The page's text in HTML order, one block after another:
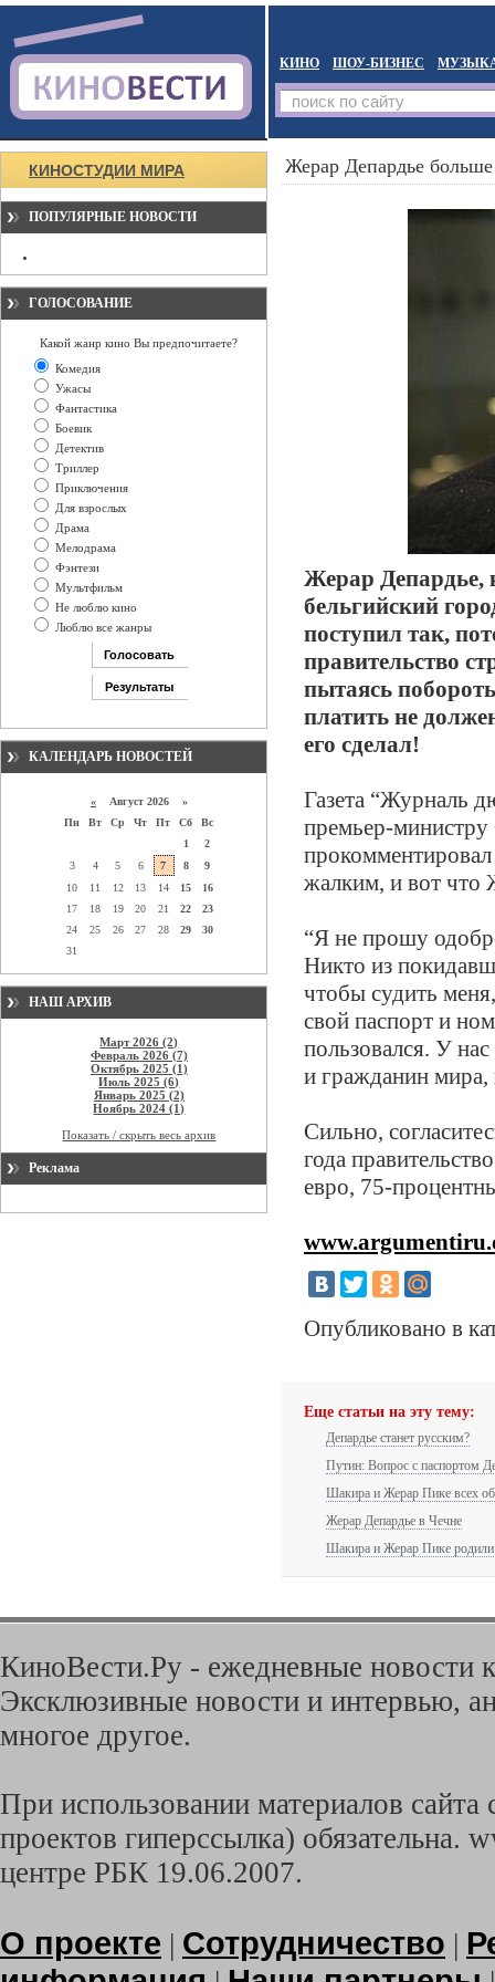
КИНО ШОУ-БИЗНЕС
КИНОСТУДИИ МИРА
ПОПУЛЯРНЫЕ НОВОСТИ
ГОЛОСОВАНИЕ
Какой жанр кино Вы предпочитаете?
Комедия
Ужасы
Фантастика
Боевик
Детектив
Триллер
Приключения
Для взрослых
Драма
Мелодрама
Фэнтези
Мультфильм
Не люблю кино
Люблю все жанры
КАЛЕНДАРЬ НОВОСТЕЙ
« Август 2026 »
Пн
Вт Ср Чт Пт Сб
Вс
1
2
3
4 5 6 7 8
9
10
11 12 13 14 15
16
17
18 19 20 21 22
23
24
25 26 27 28 29
30
31
НАШ АРХИВ
Март 2026 (2)
Февраль 2026 (7)
Октябрь 2025 (1)
Июль 2025 (6)
Январь 2025 (2)
Ноябрь 2024 (1)
Показать / скрыть весь архив
Реклама
Жерар Депардье
Жерар Депардье,
бельгийский
поступил так,
правительство
пытаясь
платить не
его сделал!
Газета “Журналь
премьер-
прокомментировал
жалким, и вот что
“Я не прошу
Никто из
чтобы судить
свой паспорт и
пользовался. У
и гражданин мира,
Сильно,
года
евро, 75-
Опубликовано в
Еще статьи на эту тему:
Депардье станет русским?
Путин: Вопрос с паспортом
Шакира и Жерар Пике всех
Жерар Депардье в Чечне
Шакира и Жерар Пике
КиноВести.Ру - ежедневные новости
Эксклюзивные новости и интервью,
многое другое.
При использовании материалов
проектов гиперссылка) обязательна.
центре РБК 19.06.2007.
О проекте | Сотрудничество |